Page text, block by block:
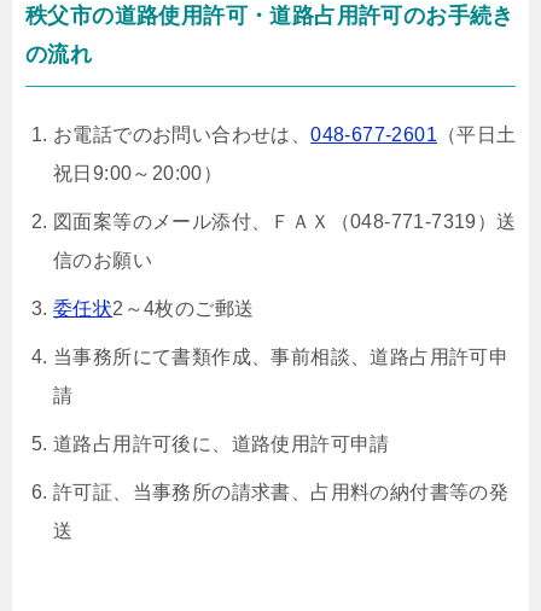
秩父市の道路使用許可・道路占用許可のお手続き
の流れ
お電話でのお問い合わせは、048-677-2601 （平日土
祝日9:00～20:00）
図面案等のメール添付、ＦＡＸ（048-771-7319）送
信のお願い
委任状2～4枚のご郵送
当事務所にて書類作成、事前相談、道路占用許可申
請
道路占用許可後に、道路使用許可申請
許可証、当事務所の請求書、占用料の納付書等の発
送